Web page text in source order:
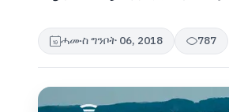
ሓሙስ ግንቦት 06, 2018 787